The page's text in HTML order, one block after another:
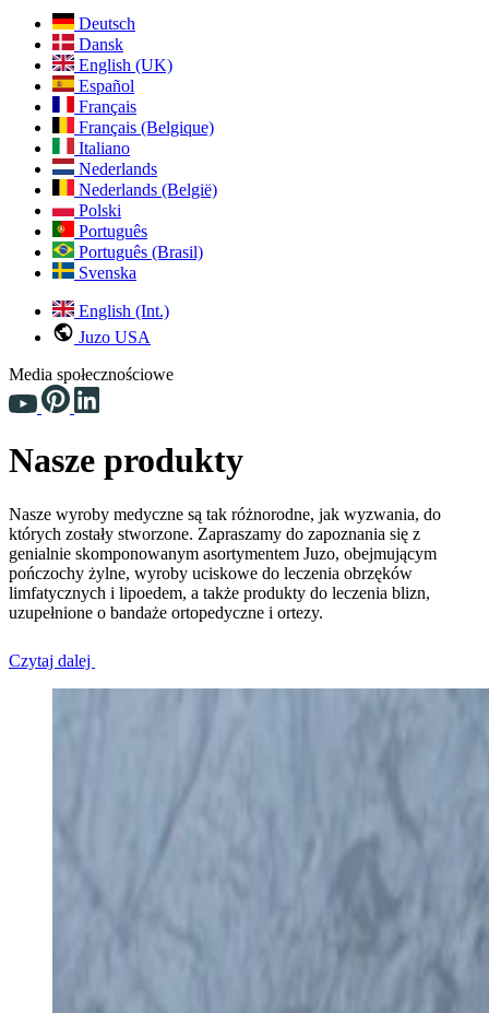
Deutsch
Dansk
English (UK)
Español
Français
Français (Belgique)
Italiano
Nederlands
Nederlands (België)
Polski
Português
Português (Brasil)
Svenska
English (Int.)
Juzo USA
Media społecznościowe
Nasze produkty
Nasze wyroby medyczne są tak różnorodne, jak wyzwania, do
których zostały stworzone. Zapraszamy do zapoznania się z
genialnie skomponowanym asortymentem Juzo, obejmującym
pończochy żylne, wyroby uciskowe do leczenia obrzęków
limfatycznych i lipoedem, a także produkty do leczenia blizn,
uzupełnione o bandaże ortopedyczne i ortezy.
Czytaj dalej